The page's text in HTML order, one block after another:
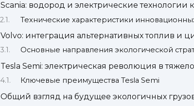
Scania: водород и электрические технологии
Технические характеристики
Volvo: интеграция альтернативных топлив и
Основные направления экологической
Tesla Semi: электрическая революция в
Ключевые преимущества Tesla Semi
Общий взгляд на будущее экологичных